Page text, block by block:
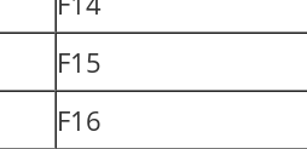
F15
F16